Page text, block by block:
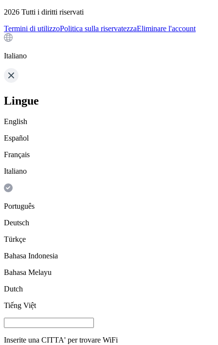
2026 Tutti i diritti riservati
Termini di utilizzoPolitica sulla riservatezzaEliminare l'account
Italiano
Lingue
English
Español
Français
Italiano
Português
Deutsch
Türkçe
Bahasa Indonesia
Bahasa Melayu
Dutch
Tiếng Việt
Inserite una CITTA' per trovare WiFi